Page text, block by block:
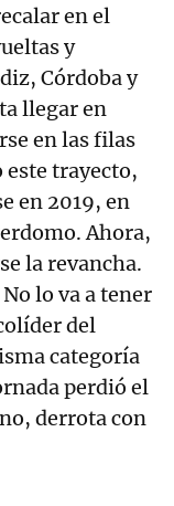
en el
y
Córdoba y
llegar en
en las filas
este trayecto,
en 2019, en
Ahora,
la revancha.
lo va a tener
del
categoría
perdió el
derrota con